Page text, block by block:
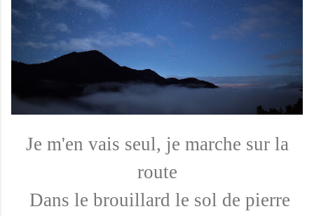
Je m'en vais seul, je marche sur la
route
Dans le brouillard le sol de pierre